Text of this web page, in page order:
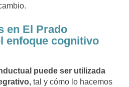
en El Prado
enfoque cognitivo
puede ser utilizada
tal y cómo lo hacemos